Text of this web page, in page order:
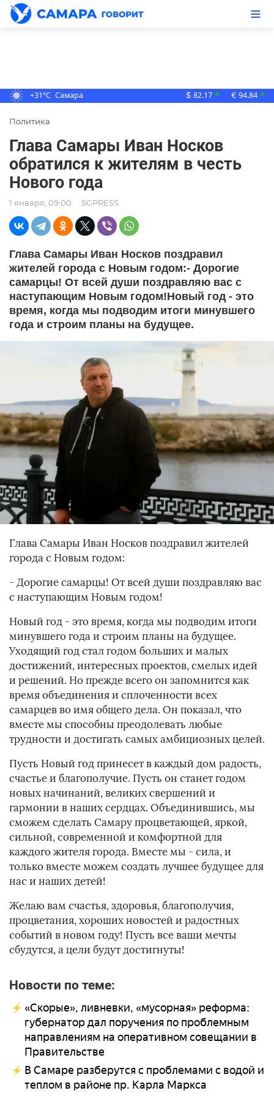
+31°C Самара $ 82.17 ▲ € 94.84 ▲
Политика
Глава Самары Иван Носков
обратился к жителям в честь
Нового года
1 января, 09:00 SGPRESS
Глава Самары Иван Носков поздравил
жителей города с Новым годом:- Дорогие
самарцы! От всей души поздравляю вас с
наступающим Новым годом!Новый год - это
время, когда мы подводим итоги минувшего
года и строим планы на будущее.
Глава Самары Иван Носков поздравил жителей
города с Новым годом:
- Дорогие самарцы! От всей души поздравляю вас
с наступающим Новым годом!
Новый год - это время, когда мы подводим итоги
минувшего года и строим планы на будущее.
Уходящий год стал годом больших и малых
достижений, интересных проектов, смелых идей
и решений. Но прежде всего он запомнится как
время объединения и сплоченности всех
самарцев во имя общего дела. Он показал, что
вместе мы способны преодолевать любые
трудности и достигать самых амбициозных целей.
Пусть Новый год принесет в каждый дом радость,
счастье и благополучие. Пусть он станет годом
новых начинаний, великих свершений и
гармонии в наших сердцах. Объединившись, мы
сможем сделать Самару процветающей, яркой,
сильной, современной и комфортной для
каждого жителя города. Вместе мы - сила, и
только вместе можем создать лучшее будущее для
нас и наших детей!
Желаю вам счастья, здоровья, благополучия,
процветания, хороших новостей и радостных
событий в новом году! Пусть все ваши мечты
сбудутся, а цели будут достигнуты!
Новости по теме:
«Скорые», ливневки, «мусорная» реформа:
губернатор дал поручения по проблемным
направлениям на оперативном совещании в
Правительстве
В Самаре разберутся с проблемами с водой и
теплом в районе пр. Карла Маркса